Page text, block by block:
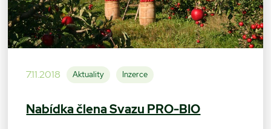
7.11.2018 Aktuality Inzerce
Nabídka člena Svazu PRO-BIO